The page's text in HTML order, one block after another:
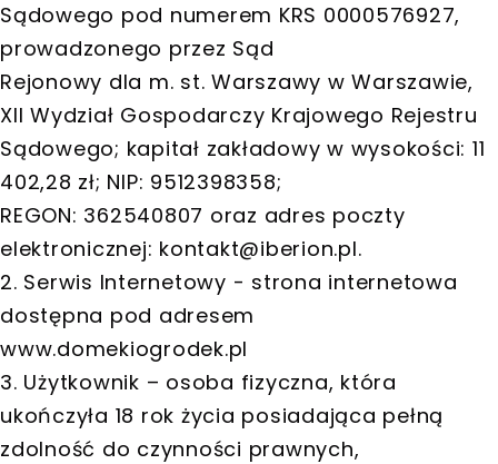
Sądowego pod numerem KRS 0000576927,
prowadzonego przez Sąd
Rejonowy dla m. st. Warszawy w Warszawie,
XII Wydział Gospodarczy Krajowego Rejestru
Sądowego; kapitał zakładowy w wysokości: 11
402,28 zł; NIP: 9512398358;
REGON: 362540807 oraz adres poczty
elektronicznej: kontakt@iberion.pl.
2. Serwis Internetowy - strona internetowa
dostępna pod adresem
www.domekiogrodek.pl
3. Użytkownik – osoba fizyczna, która
ukończyła 18 rok życia posiadająca pełną
zdolność do czynności prawnych,